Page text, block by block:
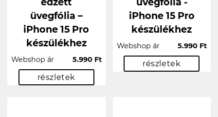
üvegfólia –
iPhone 15 Pro
készülékhez
Webshop ár 5.990 Ft
részletek
iPhone 15 Pro
készülékhez
Webshop ár 5.990 Ft
részletek